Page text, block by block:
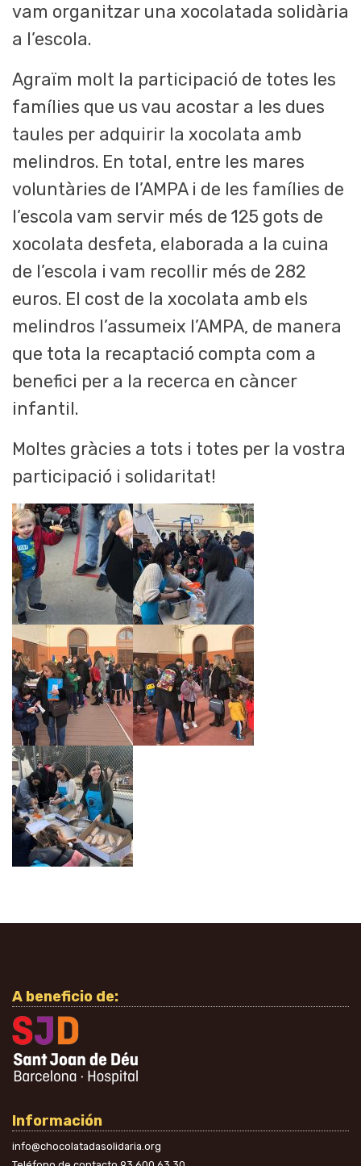
vam organitzar una xocolatada solidària
a l’escola.
Agraïm molt la participació de totes les
famílies que us vau acostar a les dues
taules per adquirir la xocolata amb
melindros. En total, entre les mares
voluntàries de l’AMPA i de les famílies de
l’escola vam servir més de 125 gots de
xocolata desfeta, elaborada a la cuina
de l’escola i vam recollir més de 282
euros. El cost de la xocolata amb els
melindros l’assumeix l’AMPA, de manera
que tota la recaptació compta com a
benefici per a la recerca en càncer
infantil.
Moltes gràcies a tots i totes per la vostra
participació i solidaritat!
A beneficio de:
Información
info@chocolatadasolidaria.org